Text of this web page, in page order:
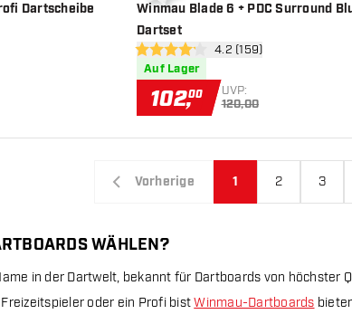
Dartscheibe
öffnen
Winmau Blade 6 + PDC Surround
Dartset
Bewertungsbereich
4.2 Bewertungssterne
4.2 (159)
Auf Lager
102,00 UVP:
120,00
Vorherige 1 2 3
WÄHLEN?
in der Dartwelt, bekannt für Dartboards von höchster
oder ein Profi bistWinmau-Dartboards